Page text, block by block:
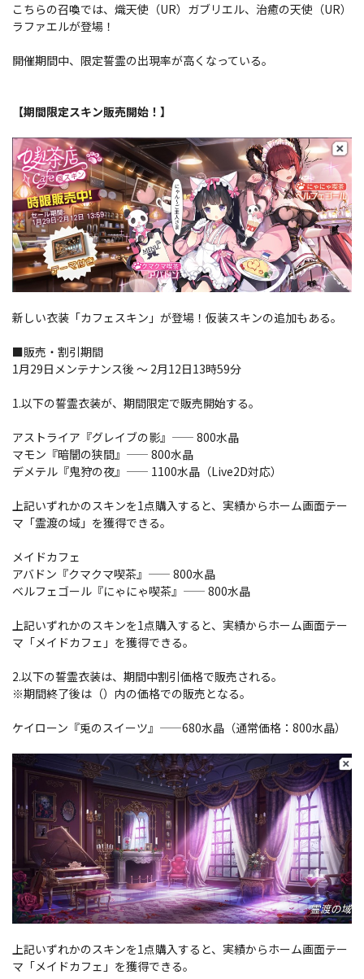
こちらの召喚では、熾天使（UR）ガブリエル、治癒の天使（UR）
ラファエルが登場！
開催期間中、限定誓霊の出現率が高くなっている。
【期間限定スキン販売開始！】
新しい衣装「カフェスキン」が登場！仮装スキンの追加もある。
■販売・割引期間
1月29日メンテナンス後 ～ 2月12日13時59分
1.以下の誓霊衣装が、期間限定で販売開始する。
アストライア『グレイブの影』—— 800水晶
マモン『暗闇の狭間』—— 800水晶
デメテル『鬼狩の夜』—— 1100水晶（Live2D対応）
上記いずれかのスキンを1点購入すると、実績からホーム画面テー
マ「霊渡の域」を獲得できる。
メイドカフェ
アバドン『クマクマ喫茶』—— 800水晶
ベルフェゴール『にゃにゃ喫茶』—— 800水晶
上記いずれかのスキンを1点購入すると、実績からホーム画面テー
マ「メイドカフェ」を獲得できる。
2.以下の誓霊衣装は、期間中割引価格で販売される。
※期間終了後は（）内の価格での販売となる。
ケイローン『兎のスイーツ』――680水晶（通常価格：800水晶）
上記いずれかのスキンを1点購入すると、実績からホーム画面テー
マ「メイドカフェ」を獲得できる。